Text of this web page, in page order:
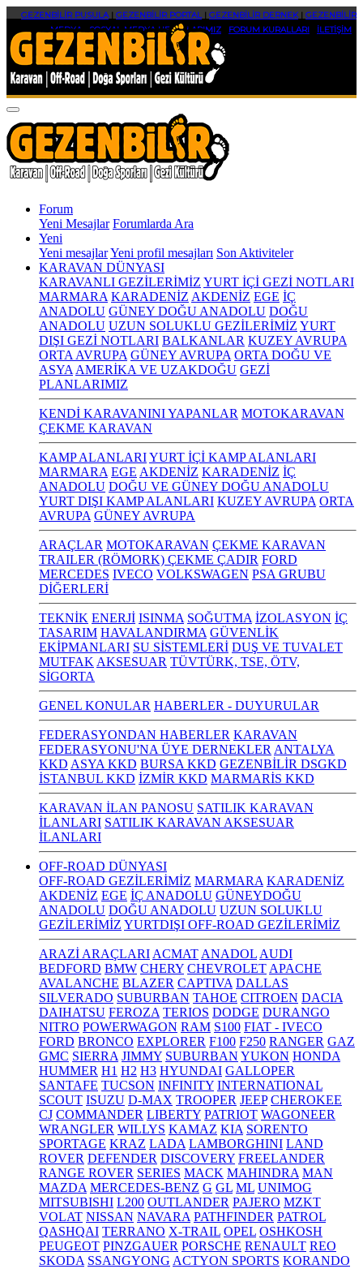
GEZENBİLİR PUSULA| GEZENBİLİR PORTAL| GEZENBİLİR DERNEK| GEZENBİLİR
MEDYA|SOSYAL MEDYA HESAPLARIMIZ FORUM KURALLARI İLETİŞİM
Forum
Yeni Mesajlar Forumlarda Ara
Yeni
Yeni mesajlarYeni profil mesajları Son Aktiviteler
KARAVAN DÜNYASI
KARAVANLI GEZİLERİMİZ YURT İÇİ GEZİ NOTLARI
MARMARA KARADENİZ AKDENİZ EGE İÇ
ANADOLU GÜNEY DOĞU ANADOLU DOĞU
ANADOLU UZUN SOLUKLU GEZİLERİMİZ YURT
DIŞI GEZİ NOTLARI BALKANLAR KUZEY AVRUPA
ORTA AVRUPA GÜNEY AVRUPA ORTA DOĞU VE
ASYA AMERİKA VE UZAKDOĞU GEZİ
PLANLARIMIZ
KENDİ KARAVANINI YAPANLAR MOTOKARAVAN
ÇEKME KARAVAN
KAMP ALANLARIYURT İÇİ KAMP ALANLARI
MARMARA EGE AKDENİZ KARADENİZ İÇ
ANADOLU DOĞU VE GÜNEY DOĞU ANADOLU
YURT DIŞI KAMP ALANLARI KUZEY AVRUPA ORTA
AVRUPA GÜNEY AVRUPA
ARAÇLAR MOTOKARAVAN ÇEKME KARAVAN
TRAILER (RÖMORK) ÇEKME ÇADIR FORD
MERCEDES IVECO VOLKSWAGEN PSA GRUBU
DİĞERLERİ
TEKNİK ENERJİ ISINMA SOĞUTMA İZOLASYON İÇ
TASARIM HAVALANDIRMA GÜVENLİK
EKİPMANLARI SU SİSTEMLERİ DUŞ VE TUVALET
MUTFAK AKSESUAR TÜVTÜRK, TSE, ÖTV,
SİGORTA
GENEL KONULAR HABERLER - DUYURULAR
FEDERASYONDAN HABERLER KARAVAN
FEDERASYONU'NA ÜYE DERNEKLER ANTALYA
KKD ASYA KKD BURSA KKD GEZENBİLİR DSGKD
İSTANBUL KKD İZMİR KKD MARMARİS KKD
KARAVAN İLAN PANOSU SATILIK KARAVAN
İLANLARI SATILIK KARAVAN AKSESUAR
İLANLARI
OFF-ROAD DÜNYASI
OFF-ROAD GEZİLERİMİZ MARMARA KARADENİZ
AKDENİZ EGE İÇ ANADOLU GÜNEYDOĞU
ANADOLU DOĞU ANADOLU UZUN SOLUKLU
GEZİLERİMİZ YURTDIŞI OFF-ROAD GEZİLERİMİZ
ARAZİ ARAÇLARI ACMAT ANADOL AUDI
BEDFORD BMW CHERY CHEVROLET APACHE
AVALANCHE BLAZER CAPTIVA DALLAS
SILVERADO SUBURBAN TAHOE CITROEN DACIA
DAIHATSU FEROZA TERIOS DODGE DURANGO
NITRO POWERWAGON RAM S100 FIAT - IVECO
FORD BRONCO EXPLORER F100 F250 RANGER GAZ
GMC SIERRA JIMMY SUBURBAN YUKON HONDA
HUMMER H1 H2 H3 HYUNDAI GALLOPER
SANTAFE TUCSON INFINITY INTERNATIONAL
SCOUT ISUZU D-MAX TROOPER JEEP CHEROKEE
CJ COMMANDER LIBERTY PATRIOT WAGONEER
WRANGLER WILLYS KAMAZ KIA SORENTO
SPORTAGE KRAZ LADA LAMBORGHINI LAND
ROVER DEFENDER DISCOVERY FREELANDER
RANGE ROVER SERIES MACK MAHINDRA MAN
MAZDA MERCEDES-BENZ G GL ML UNIMOG
MITSUBISHI L200 OUTLANDER PAJERO MZKT
VOLAT NISSAN NAVARA PATHFINDER PATROL
QASHQAI TERRANO X-TRAIL OPEL OSHKOSH
PEUGEOT PINZGAUER PORSCHE RENAULT REO
SKODA SSANGYONG ACTYON SPORTS KORANDO